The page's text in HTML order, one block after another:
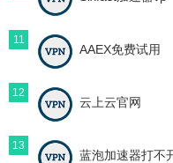
11
AAEX免费试用
12
云上云官网
13
蓝泡加速器打不